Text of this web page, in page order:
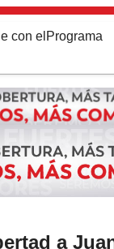
con el Programa
a